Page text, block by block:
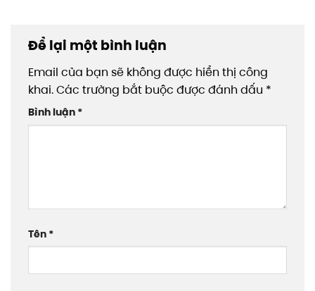
Để lại một bình luận
Email của bạn sẽ không được hiển thị công
khai.Các trường bắt buộc được đánh dấu *
Bình luận *
Tên *